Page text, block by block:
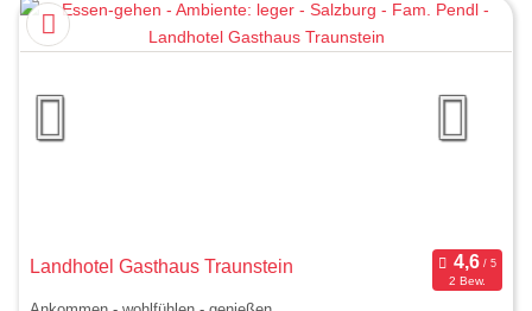
Landhotel Gasthaus Traunstein
2 Bew.